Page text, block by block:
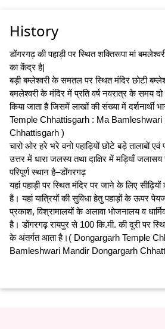
History
डोंगरगढ़ की पहाड़ी पर स्थित शक्तिरूपा मां
का केंद्र है|
बड़ी बम्लेश्वरी के समतल पर स्थित मंदिर छोटी
बमलेश्वरी के मंदिर में प्रति वर्ष नवरात्र के समय
किया जाता है जिसमें लाखों की संख्या में
Temple Chhattisgarh : Ma
Chhattisgarh )
चारो ओर हरे भरे वनो पहाड़ियों छोटे बड़े तालाबों
उत्तर में धारा जलस्य तथा दाक्षिर में मड़ियाँ
परिपूर्ण स्थान है–डोंगरगढ़
यहां पहाड़ी पर स्थित मंदिर पर जाने के लिए
है। यहां यात्रियों की सुविधा हेतु पहाड़ों के ऊपर
प्रकाश, विश्रामालयों के अलावा भोजनालय व
है। डोंगरगढ़ रायपुर से 100 कि.मी. की दूरी पर
के अंतर्गत आता है।( Dongargarh Temple
Bamleshwari Mandir Dongargarh